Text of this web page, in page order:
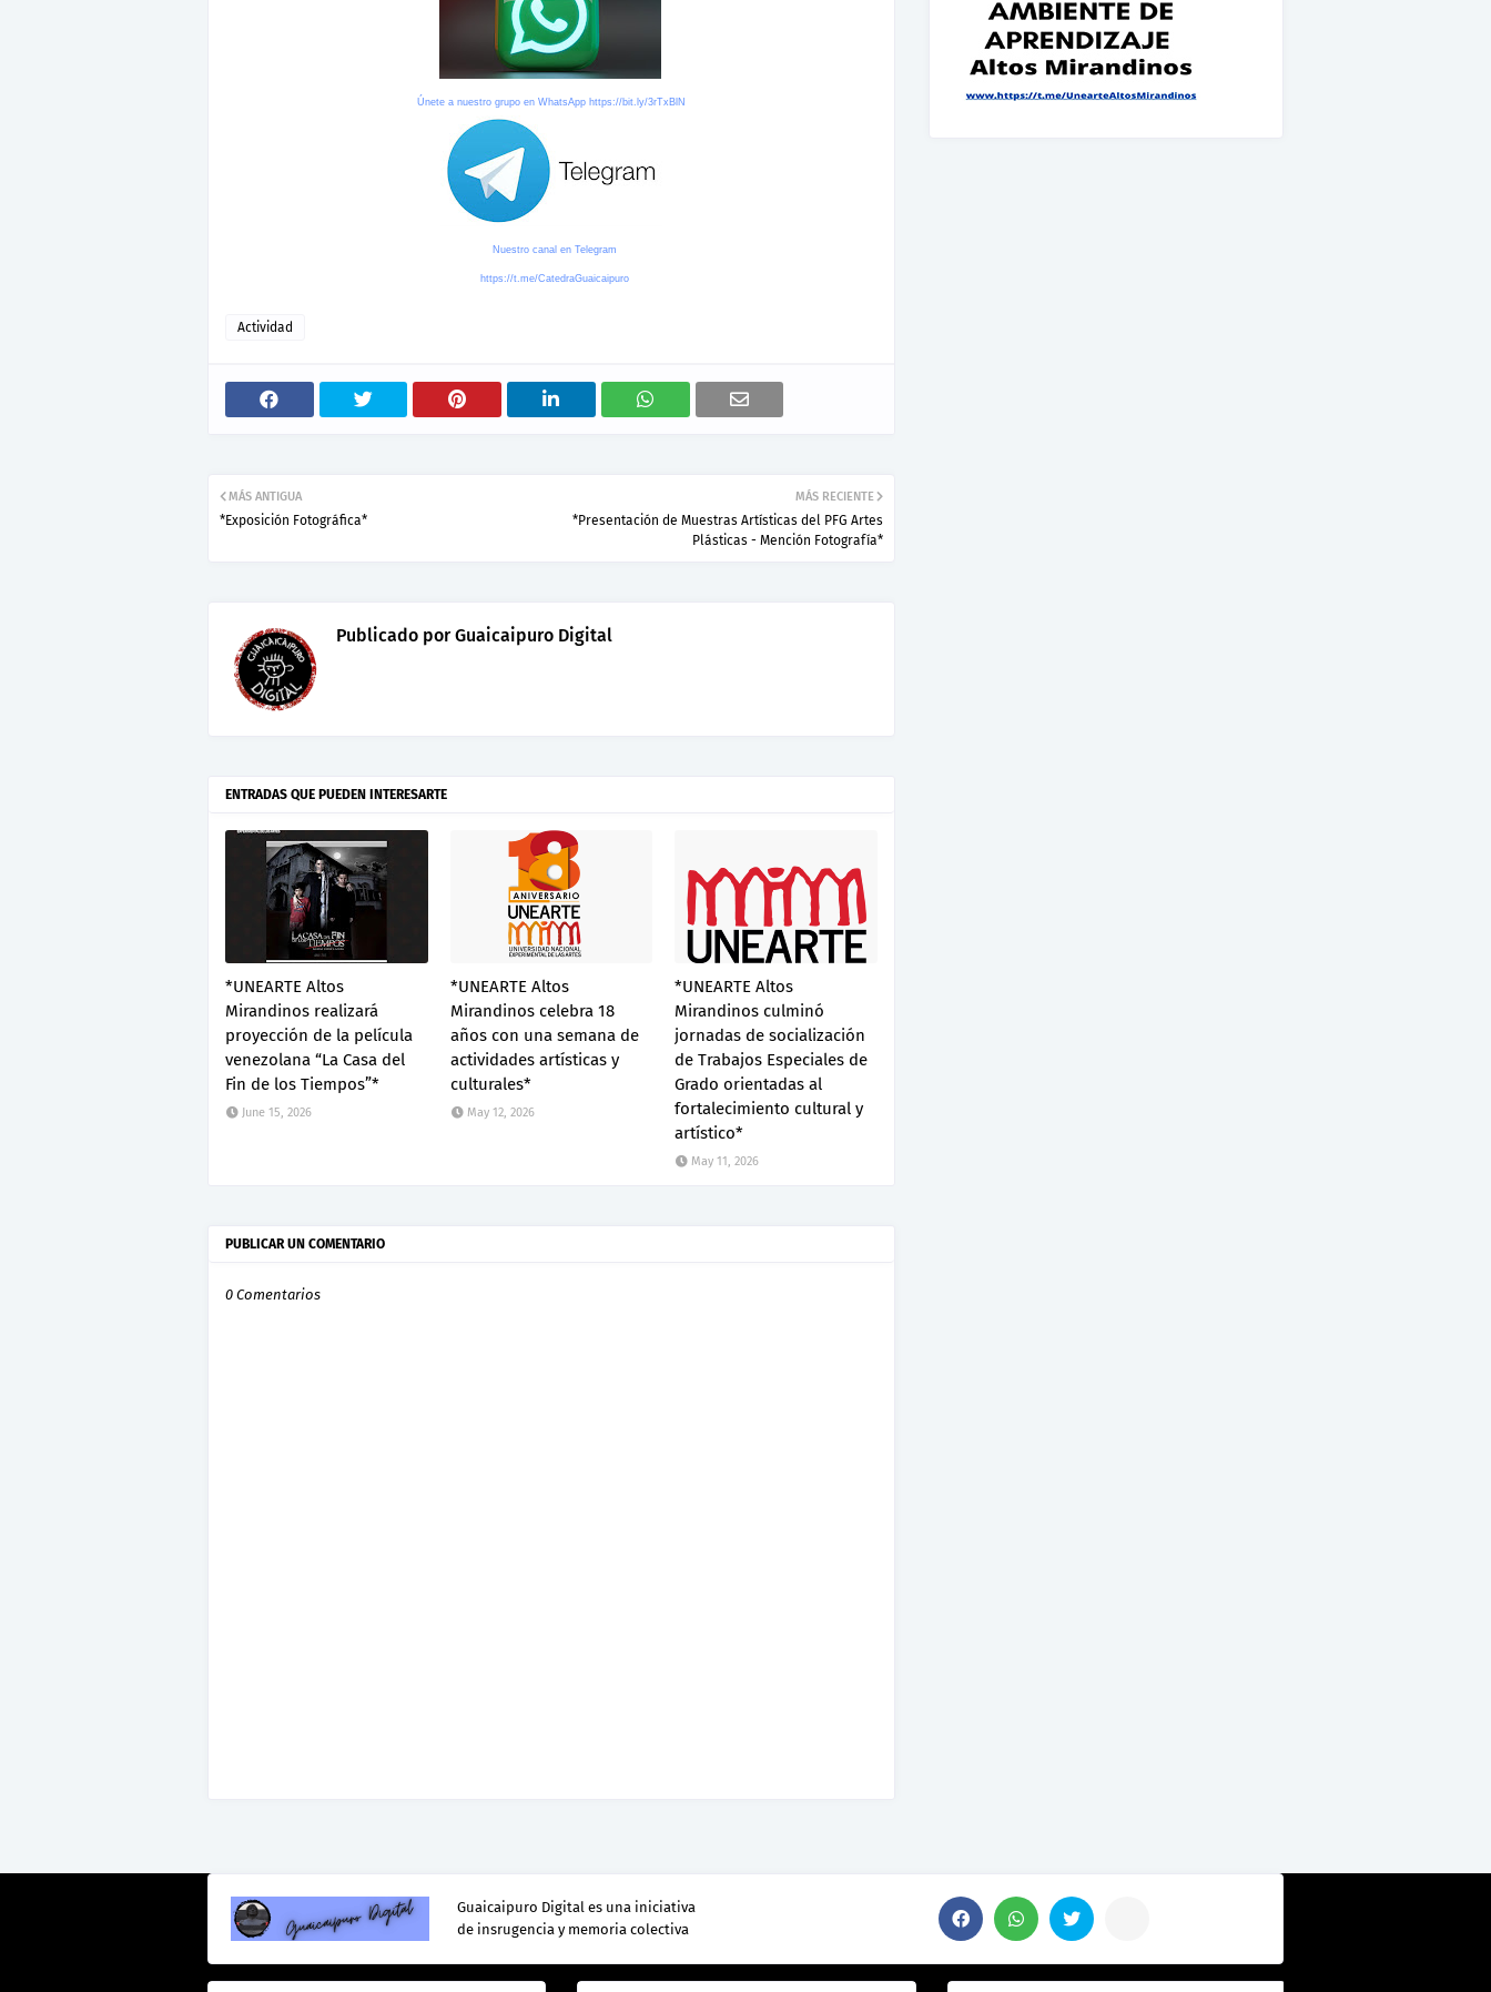
Únete a nuestro grupo en WhatsApp https://bit.ly/3rTxBlN
Nuestro canal en Telegram
https://t.me/CatedraGuaicaipuro
Actividad
MÁS RECIENTE
*Presentación de Muestras Artísticas del PFG Artes
Plásticas - Mención Fotografía*
MÁS ANTIGUA
*Exposición Fotográfica*
Publicado porGuaicaipuro Digital
ENTRADAS QUE PUEDEN INTERESARTE
*UNEARTE Altos
Mirandinos realizará
proyección de la película
venezolana “La Casa del
Fin de los Tiempos”*
June 15, 2026
*UNEARTE Altos
Mirandinos celebra 18
años con una semana de
actividades artísticas y
culturales*
May 12, 2026
*UNEARTE Altos
Mirandinos culminó
jornadas de socialización
de Trabajos Especiales de
Grado orientadas al
fortalecimiento cultural y
artístico*
May 11, 2026
PUBLICAR UN COMENTARIO
0 Comentarios
Guaicaipuro Digital es una iniciativa
de insrugencia y memoria colectiva